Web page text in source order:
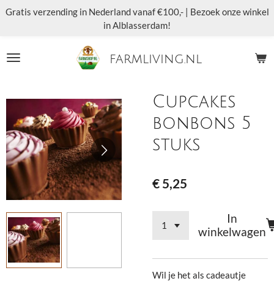
Ga
de
farmliving.nl
Gratis verzending in Nederland vanaf €100,- | Bezoek onze winkel
in Alblasserdam!
Cupcakes
bonbons 5
stuks
€ 5,25
In
winkelwagen
Wil je het als cadeautje